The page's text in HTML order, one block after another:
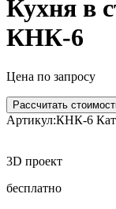
Кухня в
КНК-6
Цена по запросу
Рассчитать
Артикул:КНК-6
3D проект
бесплатно